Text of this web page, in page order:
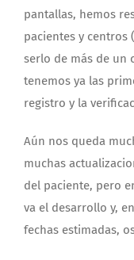
pantallas, hemos
pacientes y centros
serlo de más de un
tenemos ya las
registro y la
Aún nos queda
muchas
del paciente, pero
va el desarrollo y,
fechas estimadas,